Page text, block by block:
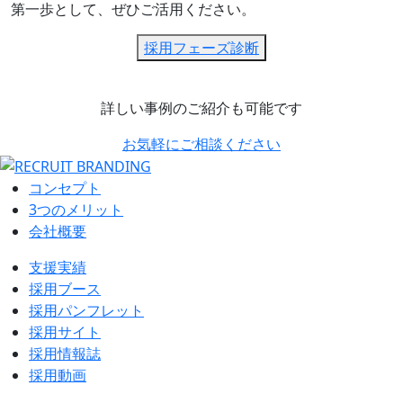
第一歩として、ぜひご活用ください。
採用フェーズ診断
詳しい事例のご紹介も可能です
お気軽にご相談ください
コンセプト
3つのメリット
会社概要
支援実績
採用ブース
採用パンフレット
採用サイト
採用情報誌
採用動画